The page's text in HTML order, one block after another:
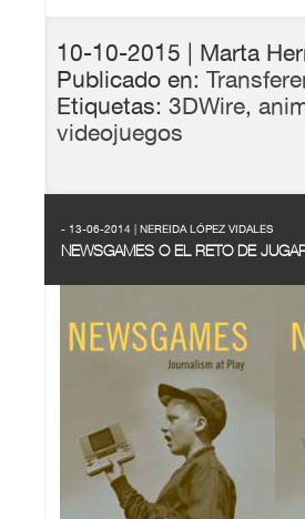
10-10-2015 | Marta
Publicado en:
Etiquetas: 3DWire,
videojuegos
- 13-06-2014 | NEREIDA LÓPEZ VIDALES
NEWSGAMES O EL RETO DE